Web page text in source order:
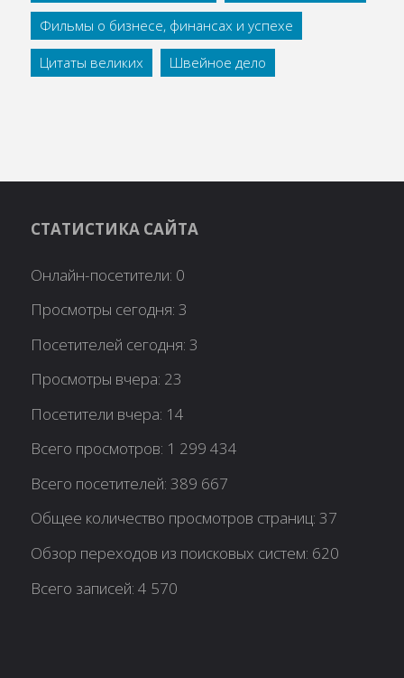
Фильмы о бизнесе, финансах и успехе
Цитаты великих
Швейное дело
СТАТИСТИКА САЙТА
Онлайн-посетители: 0
Просмотры сегодня:3
Посетителей сегодня:3
Просмотры вчера: 23
Посетители вчера: 14
Всего просмотров: 1 299 434
Всего посетителей:389 667
Общее количество просмотров страниц:37
Обзор переходов из поисковых систем: 620
Всего записей:4 570